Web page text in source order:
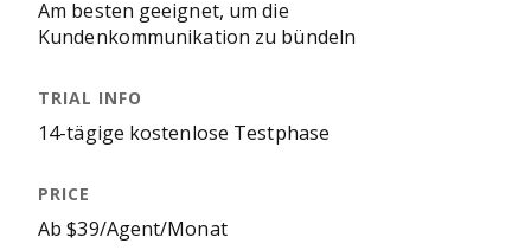
Am besten geeignet, um die
Kundenkommunikation zu bündeln
14-tägige kostenlose Testphase
Ab $39/Agent/Monat